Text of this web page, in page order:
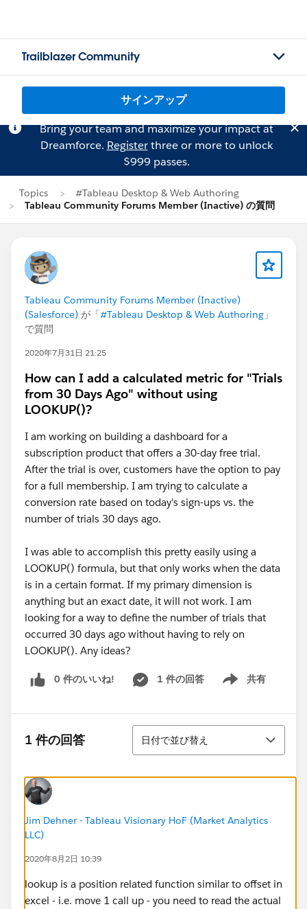
Trailblazer Community
サインアップ
Bring your team and maximize your impact at
Dreamforce. Registerthree or more to unlock
$999 passes.
Topics
#Tableau Desktop & Web Authoring
Tableau Community Forums Member (Inactive) の質問
Tableau Community Forums Member (Inactive)
(Salesforce) が「#Tableau Desktop & Web Authoring 」
で質問
2020年7月31日 21:25
How can I add a calculated metric for "Trials
from 30 Days Ago" without using
LOOKUP()?
I am working on building a dashboard for a
subscription product that offers a 30-day free trial.
After the trial is over, customers have the option to pay
for a full membership. I am trying to calculate a
conversion rate based on today's sign-ups vs. the
number of trials 30 days ago.
I was able to accomplish this pretty easily using a
LOOKUP() formula, but that only works when the data
is in a certain format. If my primary dimension is
anything but an exact date, it will not work. I am
looking for a way to define the number of trials that
occurred 30 days ago without having to rely on
LOOKUP(). Any ideas?
0 件のいいね! 1 件の回答 共有
Show menu
1 件の回答
並び替え
日付で並び替え
Jim Dehner - Tableau Visionary HoF (Market Analytics
LLC)
2020年8月2日 10:39
lookup is a position related function similar to offset in
excel - i.e. move 1 call up - you need to read the actual